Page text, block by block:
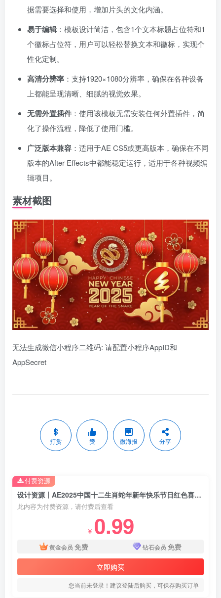
据需要选择和使用，增加片头的文化内涵。
易于编辑：模板设计简洁，包含1个文本标题占位符和1
个徽标占位符，用户可以轻松替换文本和徽标，实现个
性化定制。
高清分辨率 ：支持1920×1080分辨率，确保在各种设备
上都能呈现清晰、细腻的视觉效果。
无需外置插件 ：使用该模板无需安装任何外置插件，简
化了操作流程，降低了使用门槛。
广泛版本兼容 ：适用于AE CS5或更高版本，确保在不同
版本的After Effects中都能稳定运行，适用于各种视频编
辑项目。
素材截图
无法生成微信小程序二维码: 请配置小程序AppID和
AppSecret
打赏 赞 微海报 分享
设计资源丨AE2025中国十二生肖蛇年新年快乐节日红色喜庆LOGO模板片头
此内容为付费资源，请付费后查看
￥ 0.99
黄金会员 免费 钻石会员 免费
立即购买
您当前未登录！建议登陆后购买，可保存购买订单
付费资源